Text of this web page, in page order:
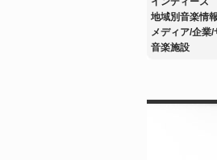
地域別音楽情報
メディア/企業/
音楽施設